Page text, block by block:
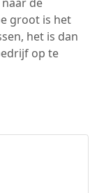
groot is het
het is dan
op te